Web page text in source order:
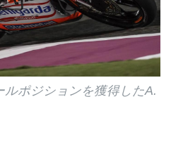
ポジションを獲得したA.